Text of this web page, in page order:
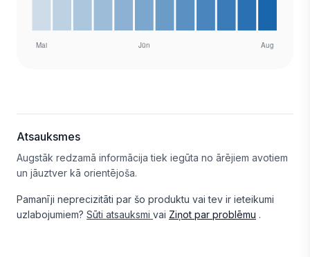
Atsauksmes
Augstāk redzamā informācija tiek iegūta no ārējiem avotiem
un jāuztver kā orientējoša.
Pamanīji neprecizitāti par šo produktu vai tev ir ieteikumi
uzlabojumiem? Sūti atsauksmi vai Ziņot par problēmu .